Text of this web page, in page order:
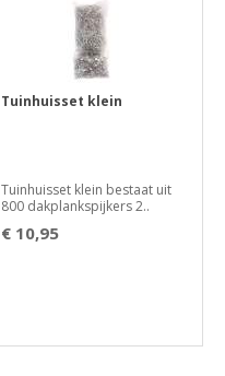
Tuinhuisset klein
Tuinhuisset klein bestaat uit
800 dakplankspijkers 2..
€ 10,95